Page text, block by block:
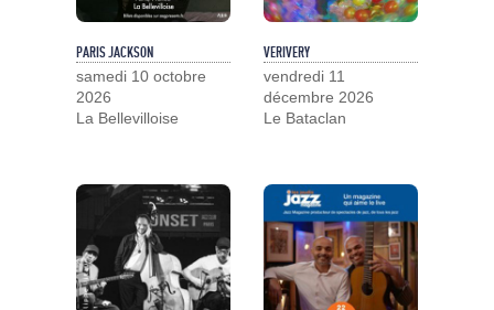
PARIS JACKSON
samedi 10 octobre
2026
La Bellevilloise
VERIVERY
vendredi 11
décembre 2026
Le Bataclan